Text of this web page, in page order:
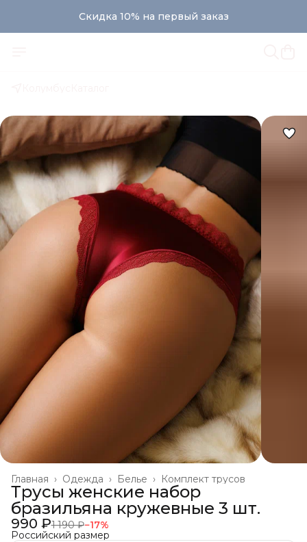
Скидка 10% на первый заказ
Комплект трусов
Белье ›
Одежда ›
Главная ›
Трусы женские набор
бразильяна кружевные 3 шт.
990 ₽1 190 ₽−17%
Российский размер